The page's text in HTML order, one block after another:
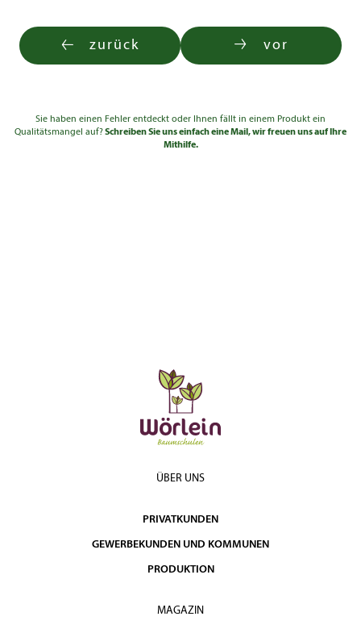
zurück vor
Sie haben einen Fehler entdeckt oder Ihnen fällt in einem Produkt ein
Qualitätsmangel auf?Schreiben Sie uns einfach eine Mail, wir freuen uns auf Ihre
Mithilfe.
ÜBER UNS
PRIVATKUNDEN
GEWERBEKUNDEN UND KOMMUNEN
PRODUKTION
MAGAZIN